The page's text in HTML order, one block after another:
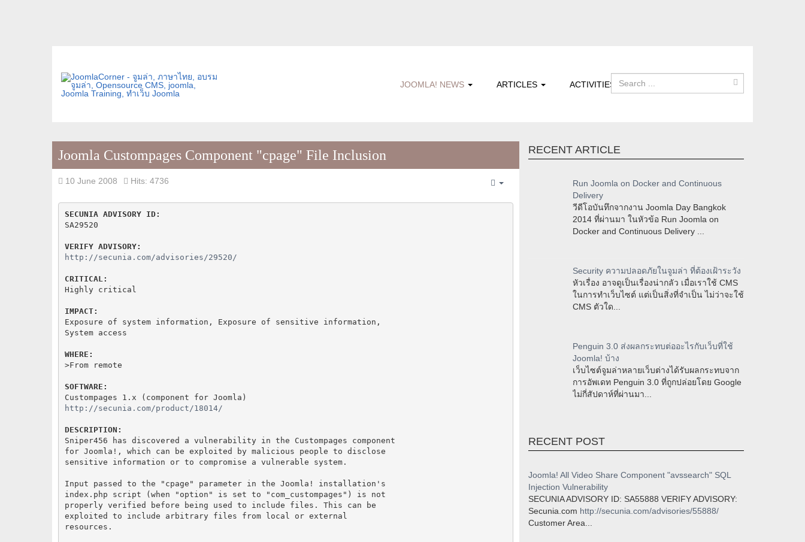
JOOMLA! NEWS ARTICLES ACTIVITIES
Joomla Custompages Component "cpage" File Inclusion
10 June 2008
Hits: 4736
SECUNIA ADVISORY ID:
SA29520
VERIFY ADVISORY:
http://secunia.com/advisories/29520/
CRITICAL:
Highly critical
IMPACT:
Exposure of system information, Exposure of sensitive information,
System access
WHERE:
>From remote
SOFTWARE:
http://secunia.com/product/18014/
DESCRIPTION:
Sniper456 has discovered a vulnerability in the Custompages component
for Joomla!, which can be exploited by malicious people to disclose
sensitive information or to compromise a vulnerable system.
Input passed to the "cpage" parameter in the Joomla! installation's
index.php script (when "option" is set to "com_custompages") is not
properly verified before being used to include files. This can be
exploited to include arbitrary files from local or external
resources.
RECENT ARTICLE
Run Joomla on Docker and Continuous
Delivery
วีดีโอบันทึกจากงาน Joomla Day Bangkok
2014 ที่ผ่านมา ในหัวข้อ Run Joomla on
Docker and Continuous Delivery ...
Security ความปลอดภัยในจูมล่า ที่ต้องเฝ้าระวัง
หัวเรื่อง อาจดูเป็นเรื่องน่ากลัว เมื่อเราใช้ CMS
ในการทำเว็บไซต์ แต่เป็นสิ่งที่จำเป็น ไม่ว่าจะใช้
CMS ตัวใด...
Penguin 3.0 ส่งผลกระทบต่ออะไรกับเว็บที่ใช้
Joomla! บ้าง
เว็บไซต์จูมล่าหลายเว็บต่างได้รับผลกระทบจาก
การอัพเดท Penguin 3.0 ที่ถูกปล่อยโดย Google
ไม่กี่สัปดาห์ที่ผ่านมา...
RECENT POST
Joomla! All Video Share Component "avssearch" SQL
Injection Vulnerability
SECUNIA ADVISORY ID: SA55888 VERIFY ADVISORY:
Secunia.com http://secunia.com/advisories/55888/
Customer Area...